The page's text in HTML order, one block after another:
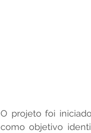
O projeto foi
como objetivo